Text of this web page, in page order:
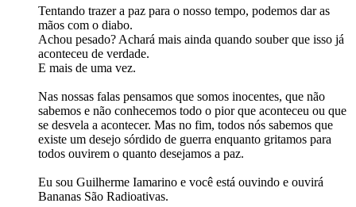
Tentando trazer a paz para o nosso tempo, podemos dar as
mãos com o diabo.
Achou pesado? Achará mais ainda quando souber que isso já
aconteceu de verdade.
E mais de uma vez.
Nas nossas falas pensamos que somos inocentes, que não
sabemos e não conhecemos todo o pior que aconteceu ou que
se desvela a acontecer. Mas no fim, todos nós sabemos que
existe um desejo sórdido de guerra enquanto gritamos para
todos ouvirem o quanto desejamos a paz.
Eu sou Guilherme Iamarino e você está ouvindo e ouvirá
Bananas São Radioativas.